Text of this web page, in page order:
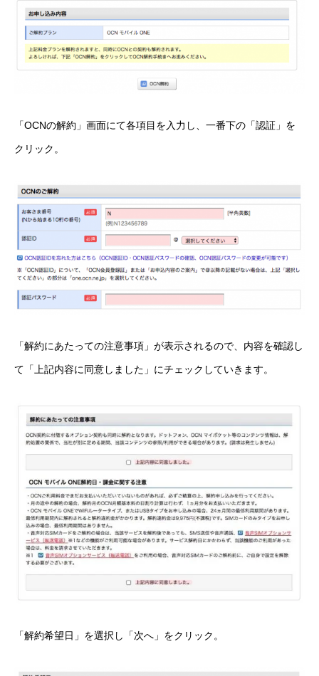
「OCNの解約」画面にて各項目を入力し、一番下の「認証」を
クリック。
「解約にあたっての注意事項」が表示されるので、内容を確認し
て「上記内容に同意しました」にチェックしていきます。
「解約希望日」を選択し「次へ」をクリック。